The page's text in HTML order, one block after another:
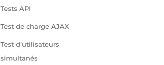
Tests API
Test de charge AJAX
Test d'utilisateurs
simultanés